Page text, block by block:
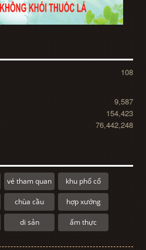
108
9,587
154,423
76,442,248
vé tham quan khu phố cổ
chùa cầu hợp xướng
di sản ẩm thực